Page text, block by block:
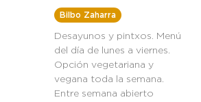
Bilbo Zaharra
Desayunos y pintxos. Menú
del día de lunes a viernes.
Opción vegetariana y
vegana toda la semana.
Entre semana abierto